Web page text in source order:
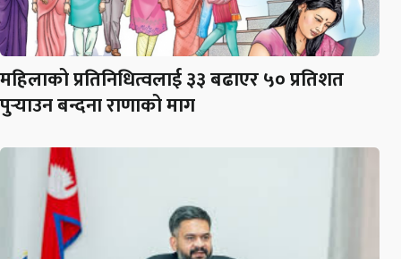
महिलाको प्रतिनिधित्वलाई ३३ बढाएर ५० प्रतिशत
पुर्‍याउन बन्दना राणाको माग